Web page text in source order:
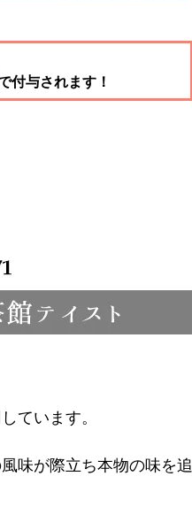
付与されます！
ています。
味が際立ち本物の味を追